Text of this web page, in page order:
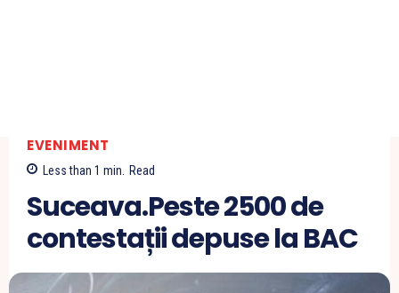
EVENIMENT
Less than 1 min. Read
Suceava.Peste 2500 de
contestații depuse la BAC